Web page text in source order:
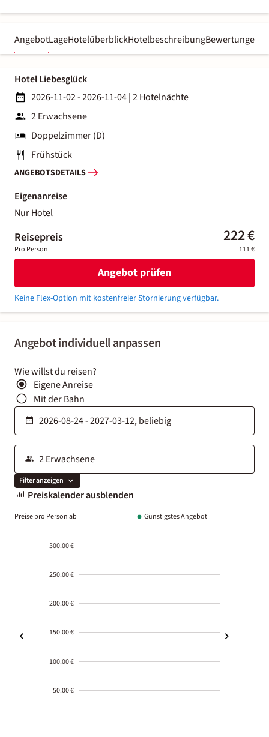
AngebotLageHotelüberblickHotelbeschreibungBewertungen
Angebot individuell anpassen
Wie willst du reisen?
Eigene Anreise
Mit der Bahn
Filter anzeigen
Preiskalender ausblenden
Preise pro Person ab Günstigstes Angebot
300.00 €
250.00 €
200.00 €
150.00 €
100.00 €
50.00 €
Hotel Liebesglück
2026-11-02 - 2026-11-04|2 Hotelnächte
2 Erwachsene
Doppelzimmer (D)
Frühstück
ANGEBOTSDETAILS
Eigenanreise
Nur Hotel
Reisepreis 222 €
Pro Person 111 €
Angebot prüfen
Keine Flex-Option mit kostenfreier Stornierung verfügbar.